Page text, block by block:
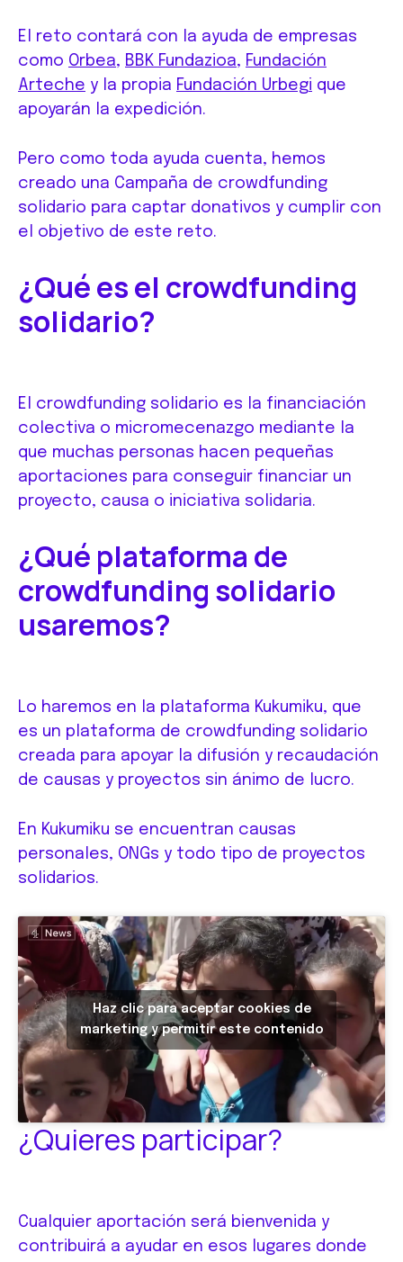
El reto contará con la ayuda de empresas
como Orbea, BBK Fundazioa, Fundación
Arteche y la propia Fundación Urbegi que
apoyarán la expedición.
Pero como toda ayuda cuenta, hemos
creado una Campaña de crowdfunding
solidario para captar donativos y cumplir con
el objetivo de este reto.
¿Qué es el crowdfunding
solidario?
El crowdfunding solidario es la financiación
colectiva o micromecenazgo mediante la
que muchas personas hacen pequeñas
aportaciones para conseguir financiar un
proyecto, causa o iniciativa solidaria.
¿Qué plataforma de
crowdfunding solidario
usaremos?
Lo haremos en la plataforma Kukumiku, que
es un plataforma de crowdfunding solidario
creada para apoyar la difusión y recaudación
de causas y proyectos sin ánimo de lucro.
En Kukumiku se encuentran causas
personales, ONGs y todo tipo de proyectos
solidarios.
Haz clic para aceptar cookies de
marketing y permitir este contenido
¿Quieres participar?
Cualquier aportación será bienvenida y
contribuirá a ayudar en esos lugares donde